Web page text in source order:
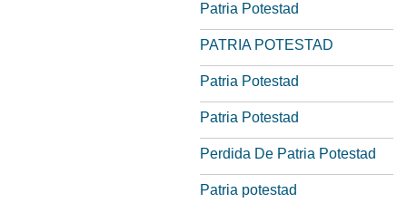
Patria Potestad
PATRIA POTESTAD
Patria Potestad
Patria Potestad
Perdida De Patria Potestad
Patria potestad